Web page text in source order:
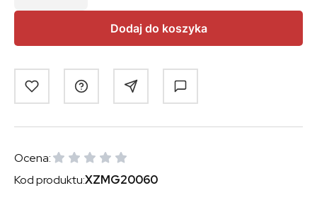
Dodaj do koszyka
Ocena:
Kod produktu:XZMG20060